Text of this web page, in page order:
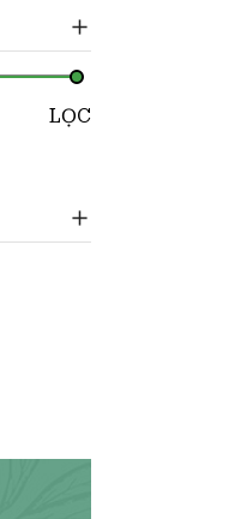
LỌC